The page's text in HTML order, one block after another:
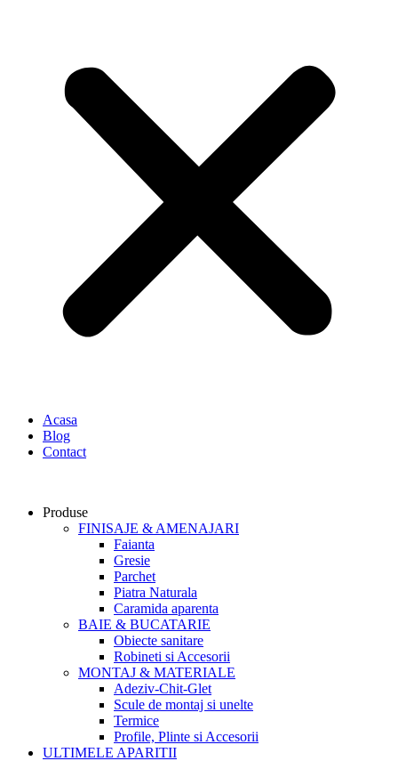
Acasa
Blog
Contact
Produse
FINISAJE & AMENAJARI
Faianta
Gresie
Parchet
Piatra Naturala
Caramida aparenta
BAIE & BUCATARIE
Obiecte sanitare
Robineti si Accesorii
MONTAJ & MATERIALE
Adeziv-Chit-Glet
Scule de montaj si unelte
Termice
Profile, Plinte si Accesorii
ULTIMELE APARITII